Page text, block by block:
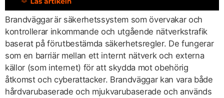
Brandväggar är säkerhetssystem som övervakar och
kontrollerar inkommande och utgående nätverkstrafik
baserat på förutbestämda säkerhetsregler. De fungerar
som en barriär mellan ett internt nätverk och externa
källor (som internet) för att skydda mot obehörig
åtkomst och cyberattacker. Brandväggar kan vara både
hårdvarubaserade och mjukvarubaserade och används